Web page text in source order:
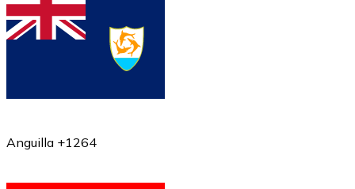
Anguilla +1264